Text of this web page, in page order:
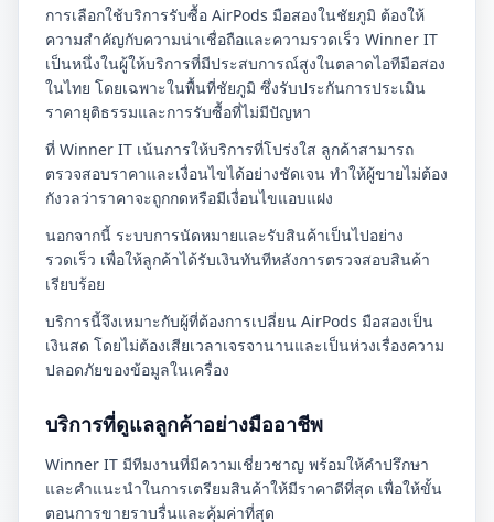
การเลือกใช้บริการรับซื้อ AirPods มือสองในชัยภูมิ ต้องให้
ความสำคัญกับความน่าเชื่อถือและความรวดเร็ว Winner IT
เป็นหนึ่งในผู้ให้บริการที่มีประสบการณ์สูงในตลาดไอทีมือสอง
ในไทย โดยเฉพาะในพื้นที่ชัยภูมิ ซึ่งรับประกันการประเมิน
ราคายุติธรรมและการรับซื้อที่ไม่มีปัญหา
ที่ Winner IT เน้นการให้บริการที่โปร่งใส ลูกค้าสามารถ
ตรวจสอบราคาและเงื่อนไขได้อย่างชัดเจน ทำให้ผู้ขายไม่ต้อง
กังวลว่าราคาจะถูกกดหรือมีเงื่อนไขแอบแฝง
นอกจากนี้ ระบบการนัดหมายและรับสินค้าเป็นไปอย่าง
รวดเร็ว เพื่อให้ลูกค้าได้รับเงินทันทีหลังการตรวจสอบสินค้า
เรียบร้อย
บริการนี้จึงเหมาะกับผู้ที่ต้องการเปลี่ยน AirPods มือสองเป็น
เงินสด โดยไม่ต้องเสียเวลาเจรจานานและเป็นห่วงเรื่องความ
ปลอดภัยของข้อมูลในเครื่อง
บริการที่ดูแลลูกค้าอย่างมืออาชีพ
Winner IT มีทีมงานที่มีความเชี่ยวชาญ พร้อมให้คำปรึกษา
และคำแนะนำในการเตรียมสินค้าให้มีราคาดีที่สุด เพื่อให้ขั้น
ตอนการขายราบรื่นและคุ้มค่าที่สุด